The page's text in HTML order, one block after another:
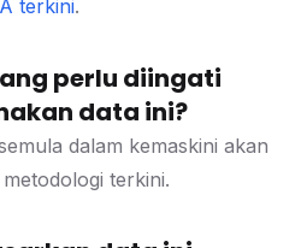
terkini.
perlu diingati
data ini?
dalam kemaskini akan
terkini.